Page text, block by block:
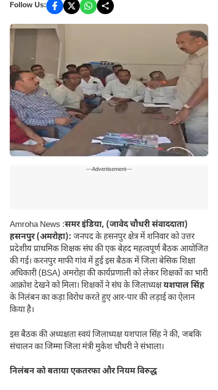
Follow Us:
---Advertisement---
Amroha News :समर इंडिया, (जावेद चौधरी संवाददाता)
हसनपुर (अमरोहा): जनपद के हसनपुर क्षेत्र में शनिवार को उत्तर
प्रदेशीय प्राथमिक शिक्षक संघ की एक बेहद महत्वपूर्ण बैठक आयोजित
की गई। करनपुर माफी गांव में हुई इस बैठक में जिला बेसिक शिक्षा
अधिकारी (BSA) अमरोहा की कार्यप्रणाली को लेकर शिक्षकों का भारी
आक्रोश देखने को मिला। शिक्षकों ने संघ के जिलाध्यक्षयशपाल सिंह
के निलंबन का कड़ा विरोध करते हुए आर-पार की लड़ाई का ऐलान
किया है।
इस बैठक की अध्यक्षता स्वयं जिलाध्यक्ष यशपाल सिंह ने की, जबकि
संचालन का जिम्मा जिला मंत्री मुकेश चौधरी ने संभाला।
निलंबन को बताया एकतरफा और नियम विरुद्ध